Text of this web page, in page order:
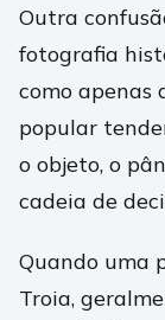
Outra
fotografia
como apenas
popular
o objeto, o
cadeia de
Quando uma
Troia,